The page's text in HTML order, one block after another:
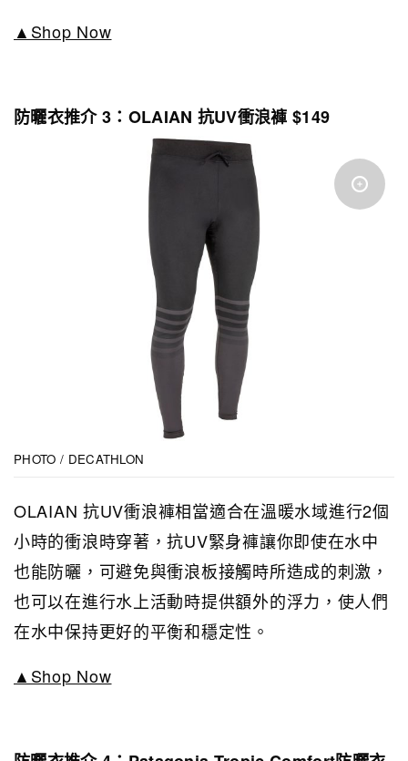
▲Shop Now
防曬衣推介 3：OLAIAN 抗UV衝浪褲 $149
PHOTO / DECATHLON
OLAIAN 抗UV衝浪褲相當適合在溫暖水域進行2個
小時的衝浪時穿著，抗UV緊身褲讓你即使在水中
也能防曬，可避免與衝浪板接觸時所造成的刺激，
也可以在進行水上活動時提供額外的浮力，使人們
在水中保持更好的平衡和穩定性。
▲Shop Now